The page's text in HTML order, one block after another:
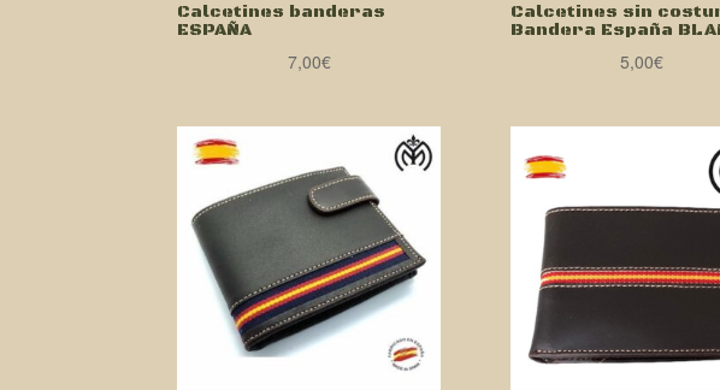
Calcetines banderas
ESPAÑA
7,00€
Calcetines sin
Bandera España
5,00€